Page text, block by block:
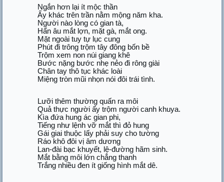
Ngắn hơn lại ít mộc thần
Ấy khác trên trần nằm mộng năm kha.
Người nào lòng có gian tà,
Hẩn âu mắt lợn, mặt gà, mắt ong.
Mặt ngoài tuy tự lục cung
Phút đi trông trộm tây đông bốn bề
Trộm xem non núi giang khê
Bước nặng bước nhẹ nẻo đi rông giài
Chân tay thô tục khác loài
Miệng tròn mũi nhọn nói đôi trái tình.
Lưỡi thêm thường quấn ra môi
Quả thực người ấy trộm người canh khuya.
Kìa đứa hung ác gian phi,
Tiếng như lệnh vỡ mắt thì đỏ hung
Gái giai thuộc lấy phải suy cho tường
Ráo khô đôi vị âm dương
Lan-đài bạc khuyết, lệ-đường hãm sinh.
Mắt bằng môi lớn chẳng thanh
Trắng nhiều đen ít giống hình mắt dê.